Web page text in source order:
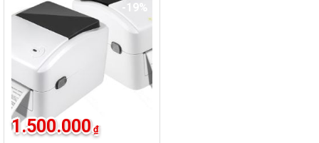
-19%
1.500.000 ₫